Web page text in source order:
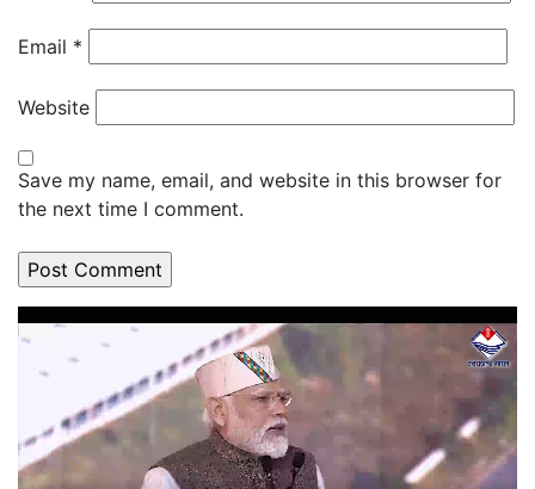
Email *
Website
Save my name, email, and website in this browser for
the next time I comment.